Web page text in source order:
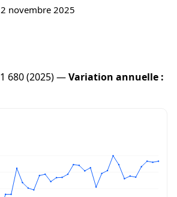
2 novembre 2025
1 680 (2025) —Variation annuelle :